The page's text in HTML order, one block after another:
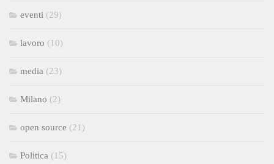
eventi (29)
lavoro (10)
media (23)
Milano (2)
open source (21)
Politica (15)